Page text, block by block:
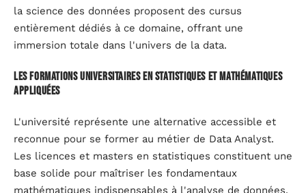
la science des données proposent des cursus
entièrement dédiés à ce domaine, offrant une
immersion totale dans l'univers de la data.
Les formations universitaires en statistiques et mathématiques
appliquées
L'université représente une alternative accessible et
reconnue pour se former au métier de Data Analyst.
Les licences et masters en statistiques constituent une
base solide pour maîtriser les fondamentaux
mathématiques indispensables à l'analyse de données.